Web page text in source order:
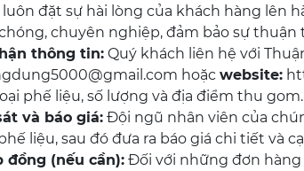
luôn đặt sự hài lòng của khách hàng lên
chuyên nghiệp, đảm bảo sự
thông tin: Quý khách liên hệ với
hoặc website:
phế liệu, số lượng và địa điểm thu gom.
và báo giá: Đội ngũ nhân viên của
liệu, sau đó đưa ra báo giá chi tiết và
đồng (nếu cần): Đối với những đơn